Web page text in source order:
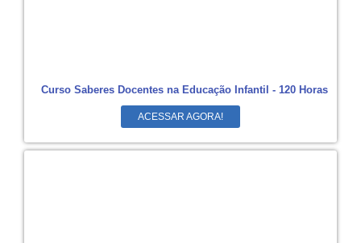
Curso Saberes Docentes na Educação Infantil - 120 Horas
ACESSAR AGORA!